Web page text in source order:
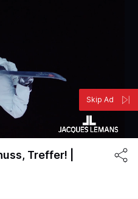
Skip Ad
Treffer! |